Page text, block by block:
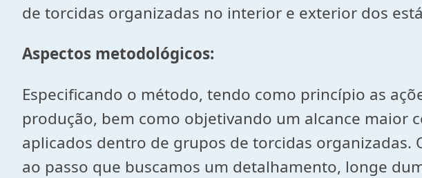
de torcidas organizadas no interior e exterior dos
Aspectos metodológicos:
Especificando o método, tendo como princípio as
produção, bem como objetivando um alcance maior
aplicados dentro de grupos de torcidas
ao passo que buscamos um detalhamento, longe